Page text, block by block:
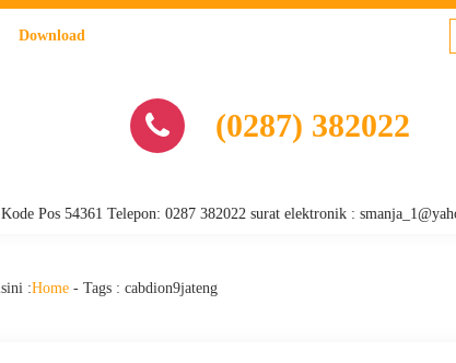
Download
(0287) 382022
54361 Telepon: 0287 382022 surat elektronik : smanja_1@yahoo.com
:Home- Tags : cabdion9jateng